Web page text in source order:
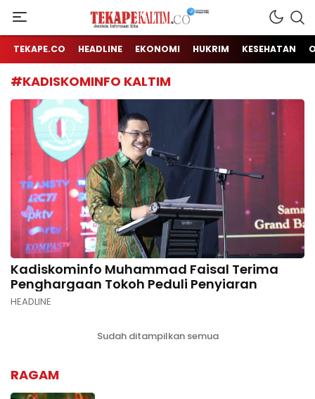
TEKAPE KALTIM
Jendela Informasi Kita
TEKAPE.CO HEADLINE EKONOMI HUKRIM KESEHATAN
#KADISKOMINFO KALTIM
Kadiskominfo Muhammad Faisal Terima
Penghargaan Tokoh Peduli Penyiaran
HEADLINE
Sudah ditampilkan semua
RAGAM